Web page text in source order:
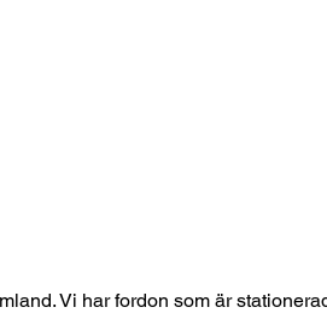
Vi har fordon som är